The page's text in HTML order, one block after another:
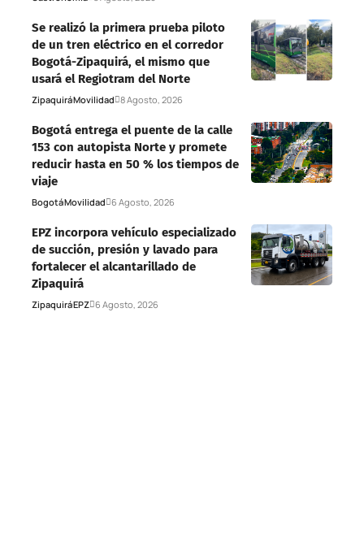
Se realizó la primera prueba piloto
de un tren eléctrico en el corredor
Bogotá-Zipaquirá, el mismo que
usará el Regiotram del Norte
ZipaquiráMovilidad 8 Agosto, 2026
Bogotá entrega el puente de la calle
153 con autopista Norte y promete
reducir hasta en 50 % los tiempos de
viaje
BogotáMovilidad 6 Agosto, 2026
EPZ incorpora vehículo especializado
de succión, presión y lavado para
fortalecer el alcantarillado de
Zipaquirá
ZipaquiráEPZ 6 Agosto, 2026